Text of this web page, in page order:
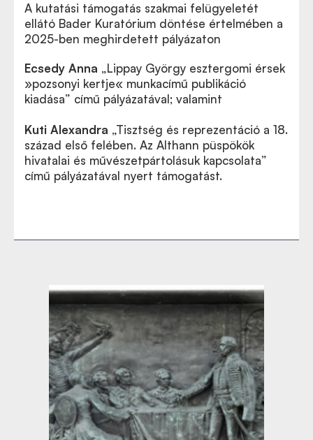
A kutatási támogatás szakmai felügyeletét
ellátó Bader Kuratórium döntése értelmében a
2025-ben meghirdetett pályázaton
Ecsedy Anna „Lippay György esztergomi érsek
»pozsonyi kertje« munkacímű publikáció
kiadása” című pályázatával; valamint
Kuti Alexandra „Tisztség és reprezentáció a 18.
század első felében. Az Althann püspökök
hivatalai és művészetpártolásuk kapcsolata”
című pályázatával nyert támogatást.